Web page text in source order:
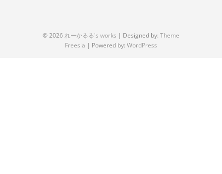
© 2026れーかるる's works | Designed by: Theme
Freesia | Powered by: WordPress